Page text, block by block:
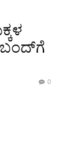
ಬಂದ್‌ಗೆ
0